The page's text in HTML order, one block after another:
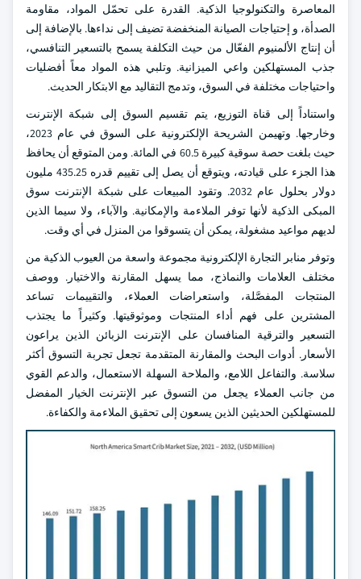
المعاصرة والتكنولوجيا الذكية. القدرة على تحمّل المواد، مقاومة
الصدأة، و إحتياجات الصيانة المنخفضة تضيف إلى نداءها. بالإضافة إلى
أن إنتاج الألمنيوم الفعّال من حيث التكلفة يسمح بالتسعير التنافسي،
جذب المستهلكين واعي الميزانية. وتلبي هذه المواد معاً أفضليات
واحتياجات مختلفة في السوق، وتدمج التقاليد مع الابتكار الحديث.
واستناداً إلى قناة التوزيع، يتم تقسيم السوق إلى شبكة الإنترنت
وخارجها. وتهيمن الشريحة الإلكترونية على السوق في عام 2023،
حيث بلغت حصة سوقية كبيرة 60.5 في المائة. ومن المتوقع أن يحافظ
هذا الجزء على قيادته، ويتوقع أن يصل إلى تقييم قدره 435.25 مليون
دولار بحلول عام 2032. وتقود المبيعات على شبكة الإنترنت سوق
المبكى الذكية لأنها توفر الملاءمة والإمكانية. والآباء، ولا سيما الذين
لديهم مواعيد مشغولة، يمكن أن يتسوقوا من المنزل في أي وقت.
وتوفر منابر التجارة الإلكترونية مجموعة واسعة من العيوب الذكية من
مختلف العلامات والنماذج، مما يسهل المقارنة والاختيار. ووصف
المنتجات المفصَّلة، واستعراضات العملاء، والتقييمات تساعد
المشترين على فهم أداء المنتجات وموثوقيتها. وكثيراً ما يجتذب
التسعير والترقية المنافسان على الإنترنت الزبائن الذين يراعون
الأسعار. أدوات البحث والمقارنة المتقدمة تجعل تجربة التسوق أكثر
سلاسة. والتفاعل اللامع، والملاحة السهلة الاستعمال، والدعم القوي
من جانب العملاء يجعل من التسوق عبر الإنترنت الخيار المفضل
للمستهلكين الحديثين الذين يسعون إلى تحقيق الملاءمة والكفاءة.